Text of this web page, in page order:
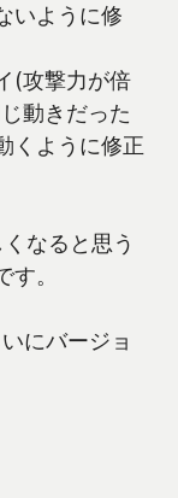
いように修
(攻撃力が倍
動きだった
くように修正
なると思う
。
にバージョ